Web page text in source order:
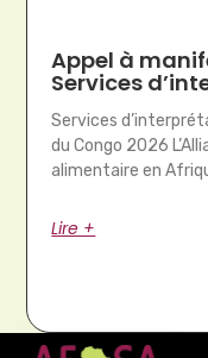
Appel à
Services
Services
du Congo 2026
alimentaire en
Lire +